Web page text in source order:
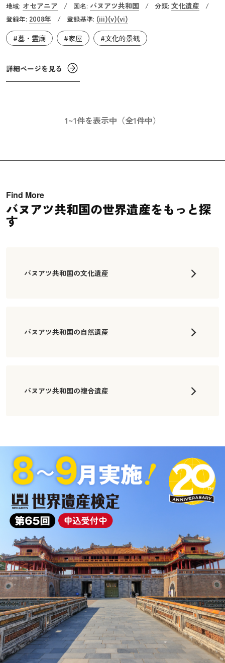
たレレス島のフェルス洞窟、アルトク島にある埋葬地がそ
の構成資産となっています。首長の権威を象徴するのはも
ちろんですが、この景観は、彼に対する崇敬によって400
より残されました。これらの遺跡は彼にまつわる口承伝承
や彼の道徳観などとも深く結びついており、この地域に住
地域: オセアニア / 国名: バヌアツ共和国 / 分類: 文化遺産
/
登録年: 2008年 / 登録基準: (iii)(v)(vi)
#墓・霊廟
#家屋 #文化的景観
詳細ページを見る
1~1件を表示中（全1件中）
Find More
バヌアツ共和国の世界遺産をもっと探
す
バヌアツ共和国の文化遺産
バヌアツ共和国の自然遺産
バヌアツ共和国の複合遺産